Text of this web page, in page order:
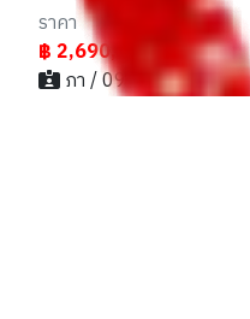
ราคา
฿ 2,690,000
ภา / 099xxxxx69